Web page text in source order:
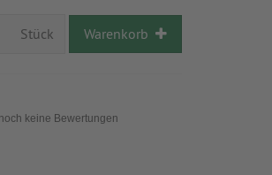
Stück Warenkorb
keine Bewertungen